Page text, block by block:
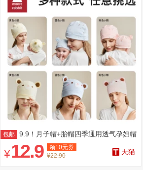
包邮
9.9！月子帽+胎帽四季通用透气孕妇帽
¥12.9 领10元券
¥22.90
天猫